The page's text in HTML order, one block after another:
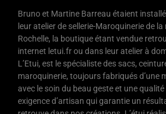
Bruno et Martine Barreau étaient
leur atelier de sellerie-Maroquinerie de
Rochelle, la boutique étant vendue
internet letui.fr ou dans leur atelier à
L’Etui, est le spécialiste des sacs,
maroquinerie, toujours fabriqués d’une
avec le soin du beau geste et une
exigence d’artisan qui garantie un